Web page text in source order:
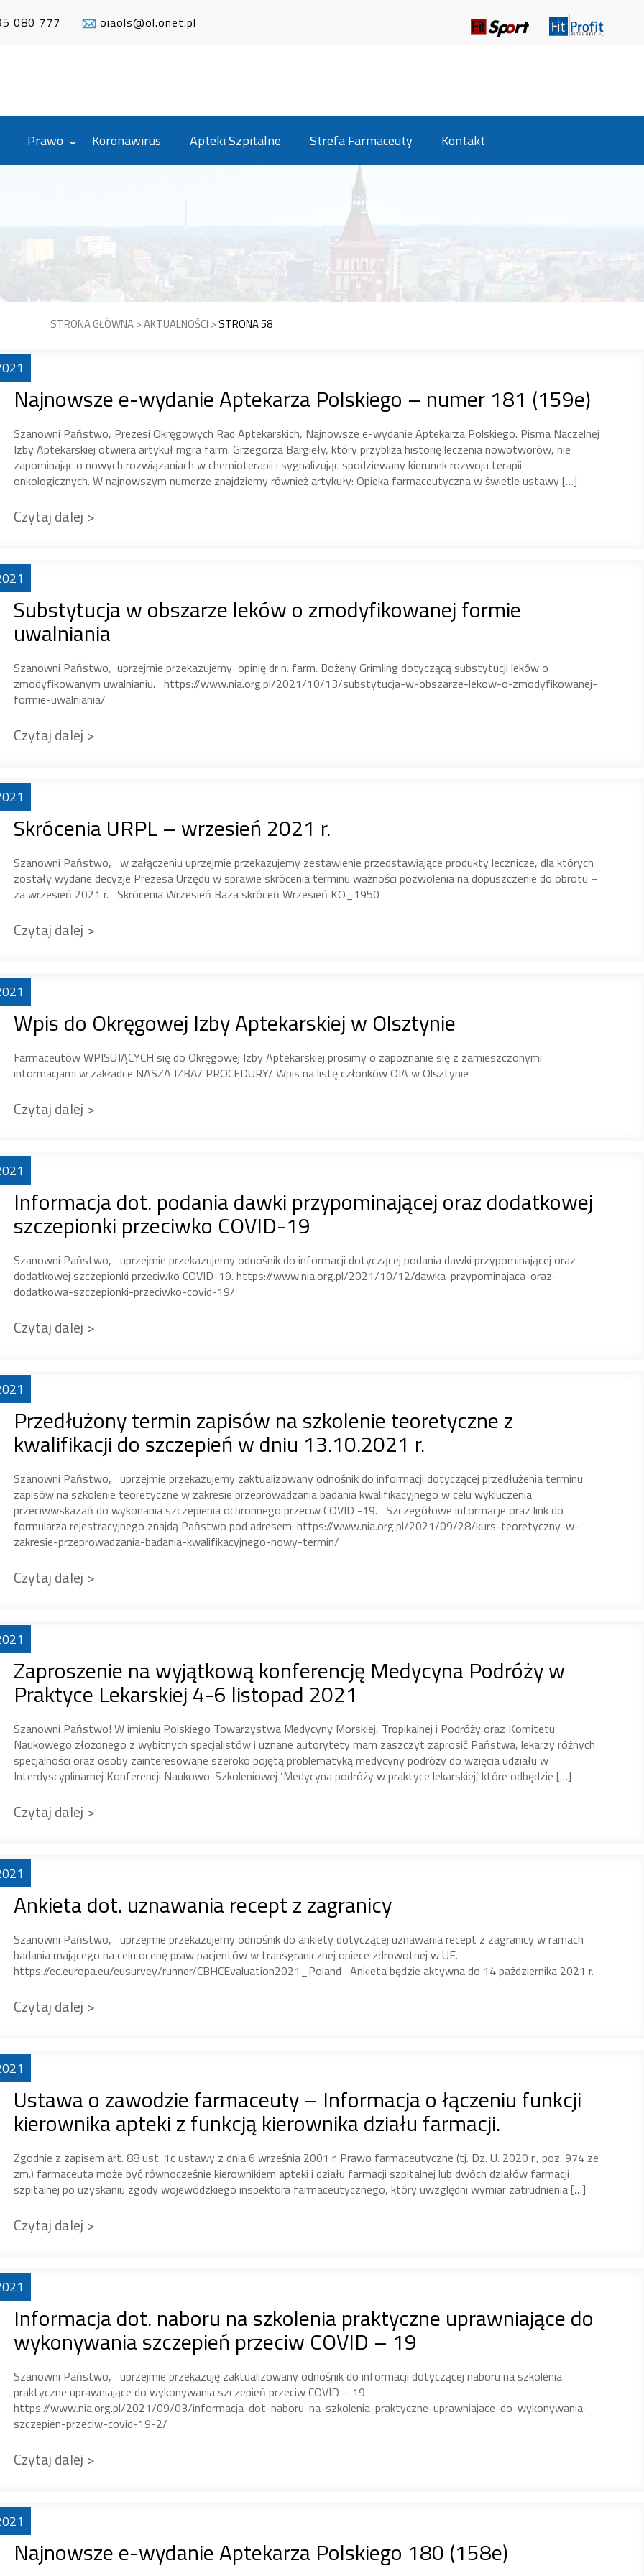
080 777 oiaols@ol.onet.pl
Prawo Koronawirus Apteki Szpitalne Strefa Farmaceuty Kontakt
STRONA GŁÓWNA>AKTUALNOŚCI >STRONA 58
Najnowsze e-wydanie Aptekarza Polskiego – numer 181 (159e)
Szanowni Państwo, Prezesi Okręgowych Rad Aptekarskich, Najnowsze e-wydanie Aptekarza Polskiego. Pisma Naczelnej
Izby Aptekarskiej otwiera artykuł mgra farm. Grzegorza Bargieły, który przybliża historię leczenia nowotworów, nie
zapominając o nowych rozwiązaniach w chemioterapii i sygnalizując spodziewany kierunek rozwoju terapii
onkologicznych. W najnowszym numerze znajdziemy również artykuły: Opieka farmaceutyczna w świetle ustawy […]
Czytaj dalej >
Substytucja w obszarze leków o zmodyfikowanej formie
uwalniania
Szanowni Państwo, uprzejmie przekazujemy opinię dr n. farm. Bożeny Grimling dotyczącą substytucji leków o
zmodyfikowanym uwalnianiu. https://www.nia.org.pl/2021/10/13/substytucja-w-obszarze-lekow-o-zmodyfikowanej-
formie-uwalniania/
Czytaj dalej >
Skrócenia URPL – wrzesień 2021 r.
Szanowni Państwo, w załączeniu uprzejmie przekazujemy zestawienie przedstawiające produkty lecznicze, dla których
zostały wydane decyzje Prezesa Urzędu w sprawie skrócenia terminu ważności pozwolenia na dopuszczenie do obrotu –
za wrzesień 2021 r. Skrócenia Wrzesień Baza skróceń Wrzesień KO_1950
Czytaj dalej >
Wpis do Okręgowej Izby Aptekarskiej w Olsztynie
Farmaceutów WPISUJĄCYCH się do Okręgowej Izby Aptekarskiej prosimy o zapoznanie się z zamieszczonymi
informacjami w zakładce NASZA IZBA/ PROCEDURY/ Wpis na listę członków OIA w Olsztynie
Czytaj dalej >
Informacja dot. podania dawki przypominającej oraz dodatkowej
szczepionki przeciwko COVID-19
Szanowni Państwo, uprzejmie przekazujemy odnośnik do informacji dotyczącej podania dawki przypominającej oraz
dodatkowej szczepionki przeciwko COVID-19. https://www.nia.org.pl/2021/10/12/dawka-przypominajaca-oraz-
dodatkowa-szczepionki-przeciwko-covid-19/
Czytaj dalej >
Przedłużony termin zapisów na szkolenie teoretyczne z
kwalifikacji do szczepień w dniu 13.10.2021 r.
Szanowni Państwo, uprzejmie przekazujemy zaktualizowany odnośnik do informacji dotyczącej przedłużenia terminu
zapisów na szkolenie teoretyczne w zakresie przeprowadzania badania kwalifikacyjnego w celu wykluczenia
przeciwwskazań do wykonania szczepienia ochronnego przeciw COVID -19. Szczegółowe informacje oraz link do
formularza rejestracyjnego znajdą Państwo pod adresem: https://www.nia.org.pl/2021/09/28/kurs-teoretyczny-w-
zakresie-przeprowadzania-badania-kwalifikacyjnego-nowy-termin/
Czytaj dalej >
Zaproszenie na wyjątkową konferencję Medycyna Podróży w
Praktyce Lekarskiej 4-6 listopad 2021
Szanowni Państwo! W imieniu Polskiego Towarzystwa Medycyny Morskiej, Tropikalnej i Podróży oraz Komitetu
Naukowego złożonego z wybitnych specjalistów i uznane autorytety mam zaszczyt zaprosić Państwa, lekarzy różnych
specjalności oraz osoby zainteresowane szeroko pojętą problematyką medycyny podróży do wzięcia udziału w
Interdyscyplinarnej Konferencji Naukowo-Szkoleniowej ‘Medycyna podróży w praktyce lekarskiej’, które odbędzie […]
Czytaj dalej >
Ankieta dot. uznawania recept z zagranicy
Szanowni Państwo, uprzejmie przekazujemy odnośnik do ankiety dotyczącej uznawania recept z zagranicy w ramach
badania mającego na celu ocenę praw pacjentów w transgranicznej opiece zdrowotnej w UE.
https://ec.europa.eu/eusurvey/runner/CBHCEvaluation2021_Poland Ankieta będzie aktywna do 14 października 2021 r.
Czytaj dalej >
Ustawa o zawodzie farmaceuty – Informacja o łączeniu funkcji
kierownika apteki z funkcją kierownika działu farmacji.
Zgodnie z zapisem art. 88 ust. 1c ustawy z dnia 6 września 2001 r. Prawo farmaceutyczne (tj. Dz. U. 2020 r., poz. 974 ze
zm.) farmaceuta może być równocześnie kierownikiem apteki i działu farmacji szpitalnej lub dwóch działów farmacji
szpitalnej po uzyskaniu zgody wojewódzkiego inspektora farmaceutycznego, który uwzględni wymiar zatrudnienia […]
Czytaj dalej >
Informacja dot. naboru na szkolenia praktyczne uprawniające do
wykonywania szczepień przeciw COVID – 19
Szanowni Państwo, uprzejmie przekazuję zaktualizowany odnośnik do informacji dotyczącej naboru na szkolenia
praktyczne uprawniające do wykonywania szczepień przeciw COVID – 19
https://www.nia.org.pl/2021/09/03/informacja-dot-naboru-na-szkolenia-praktyczne-uprawniajace-do-wykonywania-
szczepien-przeciw-covid-19-2/
Czytaj dalej >
Najnowsze e-wydanie Aptekarza Polskiego 180 (158e)